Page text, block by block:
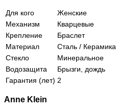
Для кого
Женские
Механизм
Кварцевые
Крепление
Браслет
Материал
Сталь / Керамика
Стекло
Минеральное
Водозащита
Брызги, дождь
Гарантия (лет) 2
Anne Klein